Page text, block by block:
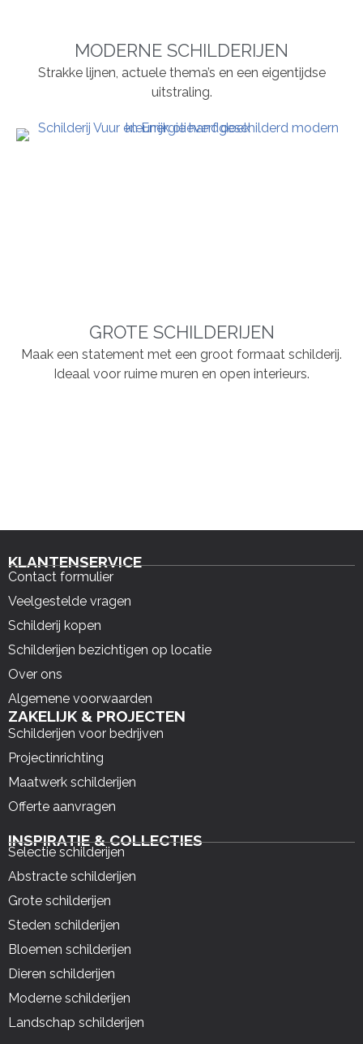
MODERNE SCHILDERIJEN
Strakke lijnen, actuele thema’s en een eigentijdse
uitstraling.
GROTE SCHILDERIJEN
Maak een statement met een groot formaat schilderij.
Ideaal voor ruime muren en open interieurs.
KLANTENSERVICE
Contact formulier
Veelgestelde vragen
Schilderij kopen
Schilderijen bezichtigen op locatie
Over ons
Algemene voorwaarden
ZAKELIJK & PROJECTEN
Schilderijen voor bedrijven
Projectinrichting
Maatwerk schilderijen
Offerte aanvragen
INSPIRATIE & COLLECTIES
Selectie schilderijen
Abstracte schilderijen
Grote schilderijen
Steden schilderijen
Bloemen schilderijen
Dieren schilderijen
Moderne schilderijen
Landschap schilderijen